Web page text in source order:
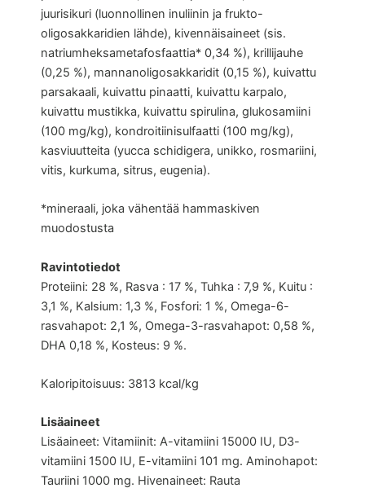
juurisikuri (luonnollinen inuliinin ja frukto-
oligosakkaridien lähde), kivennäisaineet (sis.
natriumheksametafosfaattia* 0,34 %), krillijauhe
(0,25 %), mannanoligosakkaridit (0,15 %), kuivattu
parsakaali, kuivattu pinaatti, kuivattu karpalo,
kuivattu mustikka, kuivattu spirulina, glukosamiini
(100 mg/kg), kondroitiinisulfaatti (100 mg/kg),
kasviuutteita (yucca schidigera, unikko, rosmariini,
vitis, kurkuma, sitrus, eugenia).
*mineraali, joka vähentää hammaskiven
muodostusta
Ravintotiedot
Proteiini: 28 %, Rasva : 17 %, Tuhka : 7,9 %, Kuitu :
3,1 %, Kalsium: 1,3 %, Fosfori: 1 %, Omega-6-
rasvahapot: 2,1 %, Omega-3-rasvahapot: 0,58 %,
DHA 0,18 %, Kosteus: 9 %.
Kaloripitoisuus: 3813 kcal/kg
Lisäaineet
Lisäaineet: Vitamiinit: A-vitamiini 15000 IU, D3-
vitamiini 1500 IU, E-vitamiini 101 mg. Aminohapot:
Tauriini 1000 mg. Hivenaineet: Rauta